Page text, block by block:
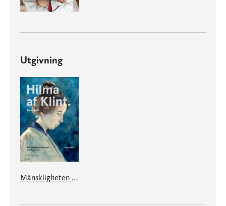
Utgivning
Mänskligheten kommer att förundras